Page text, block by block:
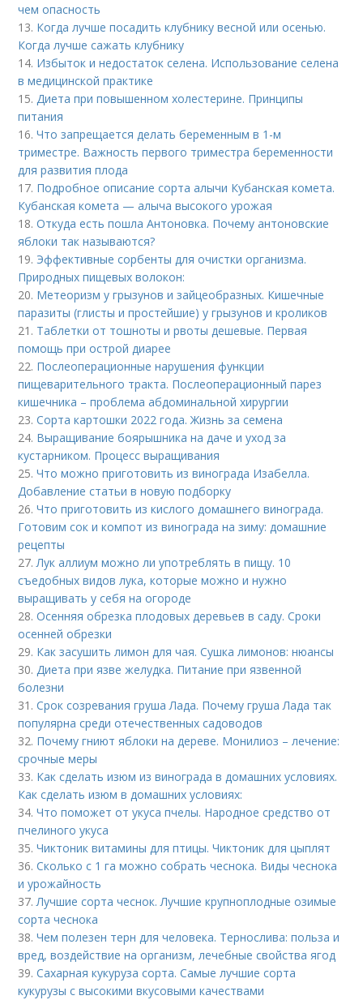
чем опасность
13. Когда лучше посадить клубнику весной или осенью.
Когда лучше сажать клубнику
14. Избыток и недостаток селена. Использование селена
в медицинской практике
15.Диета при повышенном холестерине. Принципы
питания
16.Что запрещается делать беременным в 1-м
триместре. Важность первого триместра беременности
для развития плода
17. Подробное описание сорта алычи Кубанская комета.
Кубанская комета — алыча высокого урожая
18.Откуда есть пошла Антоновка. Почему антоновские
яблоки так называются?
19. Эффективные сорбенты для очистки организма.
Природных пищевых волокон:
20. Метеоризм у грызунов и зайцеобразных. Кишечные
паразиты (глисты и простейшие) у грызунов и кроликов
21. Таблетки от тошноты и рвоты дешевые. Первая
помощь при острой диарее
22. Послеоперационные нарушения функции
пищеварительного тракта. Послеоперационный парез
кишечника – проблема абдоминальной хирургии
23.Сорта картошки 2022 года. Жизнь за семена
24. Выращивание боярышника на даче и уход за
кустарником. Процесс выращивания
25.Что можно приготовить из винограда Изабелла.
Добавление статьи в новую подборку
26.Что приготовить из кислого домашнего винограда.
Готовим сок и компот из винограда на зиму: домашние
рецепты
27.Лук аллиум можно ли употреблять в пищу. 10
съедобных видов лука, которые можно и нужно
выращивать у себя на огороде
28.Осенняя обрезка плодовых деревьев в саду. Сроки
осенней обрезки
29. Как засушить лимон для чая. Сушка лимонов: нюансы
30.Диета при язве желудка. Питание при язвенной
болезни
31.Срок созревания груша Лада. Почему груша Лада так
популярна среди отечественных садоводов
32. Почему гниют яблоки на дереве. Монилиоз – лечение:
срочные меры
33. Как сделать изюм из винограда в домашних условиях.
Как сделать изюм в домашних условиях:
34.Что поможет от укуса пчелы. Народное средство от
пчелиного укуса
35.Чиктоник витамины для птицы. Чиктоник для цыплят
36.Сколько с 1 га можно собрать чеснока. Виды чеснока
и урожайность
37.Лучшие сорта чеснок. Лучшие крупноплодные озимые
сорта чеснока
38.Чем полезен терн для человека. Тернослива: польза и
вред, воздействие на организм, лечебные свойства ягод
39.Сахарная кукуруза сорта. Самые лучшие сорта
кукурузы с высокими вкусовыми качествами